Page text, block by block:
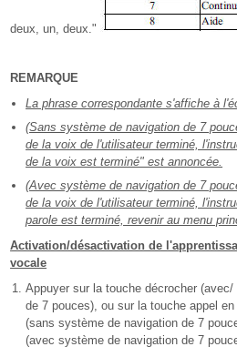
deux, un, deux."
REMARQUE
La phrase correspondante s'affiche à
(Sans système de navigation de 7
de la voix de l'utilisateur terminé,
de la voix est terminé" est annoncée.
(Avec système de navigation de 7
de la voix de l'utilisateur terminé,
parole est terminé, revenir au menu
Activation/désactivation de
vocale
Appuyer sur la touche décrocher
de 7 pouces), ou sur la touche appel
(sans système de navigation de 7
(avec système de navigation de 7